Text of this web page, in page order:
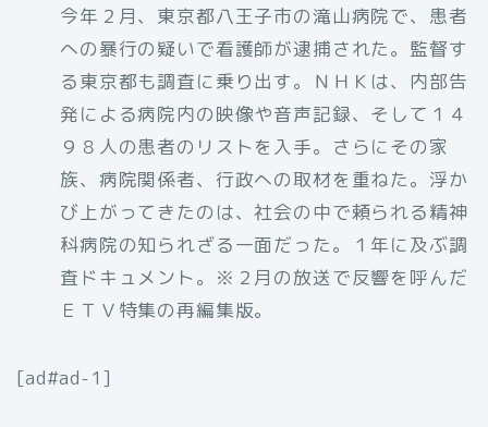
今年２月、東京都八王子市の滝山病院で、患者
への暴行の疑いで看護師が逮捕された。監督す
る東京都も調査に乗り出す。ＮＨＫは、内部告
発による病院内の映像や音声記録、そして１４
９８人の患者のリストを入手。さらにその家
族、病院関係者、行政への取材を重ねた。浮か
び上がってきたのは、社会の中で頼られる精神
科病院の知られざる一面だった。１年に及ぶ調
査ドキュメント。※２月の放送で反響を呼んだ
ＥＴＶ特集の再編集版。
[ad#ad-1]